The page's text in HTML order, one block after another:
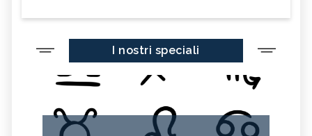
I nostri speciali